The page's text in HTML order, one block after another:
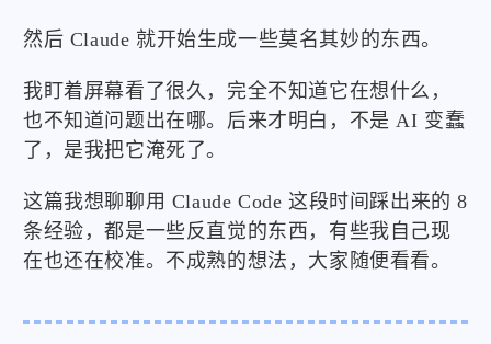
然后 Claude 就开始生成一些莫名其妙的东西。
我盯着屏幕看了很久，完全不知道它在想什么，
也不知道问题出在哪。后来才明白，不是 AI 变蠢
了，是我把它淹死了。
这篇我想聊聊用 Claude Code 这段时间踩出来的 8
条经验，都是一些反直觉的东西，有些我自己现
在也还在校准。不成熟的想法，大家随便看看。